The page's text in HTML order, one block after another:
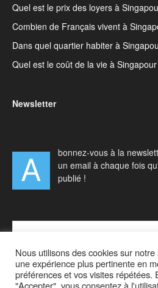
Quel est le prix des loyers à
Combien de Français vivent à
Dans quel quartier habiter à
Quel est le coût de la vie à
Newsletter
A
bonnez-vous à la
un email à chaque fois
publié !
Type your email…
Nous utilisons des cookies sur
une expérience plus pertinente en
préférences et vos visites répétées.
"Accepter", vous consentez à